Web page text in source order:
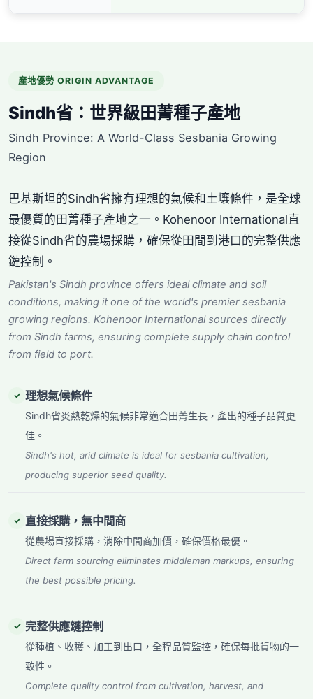
產地優勢 ORIGIN ADVANTAGE
Sindh省：世界級田菁種子產地
Sindh Province: A World-Class Sesbania Growing
Region
巴基斯坦的Sindh省擁有理想的氣候和土壤條件，是全球
最優質的田菁種子產地之一。Kohenoor International直
接從Sindh省的農場採購，確保從田間到港口的完整供應
鏈控制。
Pakistan's Sindh province offers ideal climate and soil
conditions, making it one of the world's premier sesbania
growing regions. Kohenoor International sources directly
from Sindh farms, ensuring complete supply chain control
from field to port.
✓ 理想氣候條件
Sindh省炎熱乾燥的氣候非常適合田菁生長，產出的種子品質更
佳。
Sindh's hot, arid climate is ideal for sesbania cultivation,
producing superior seed quality.
✓ 直接採購，無中間商
從農場直接採購，消除中間商加價，確保價格最優。
Direct farm sourcing eliminates middleman markups, ensuring
the best possible pricing.
✓ 完整供應鏈控制
從種植、收穫、加工到出口，全程品質監控，確保每批貨物的一
致性。
Complete quality control from cultivation, harvest, and